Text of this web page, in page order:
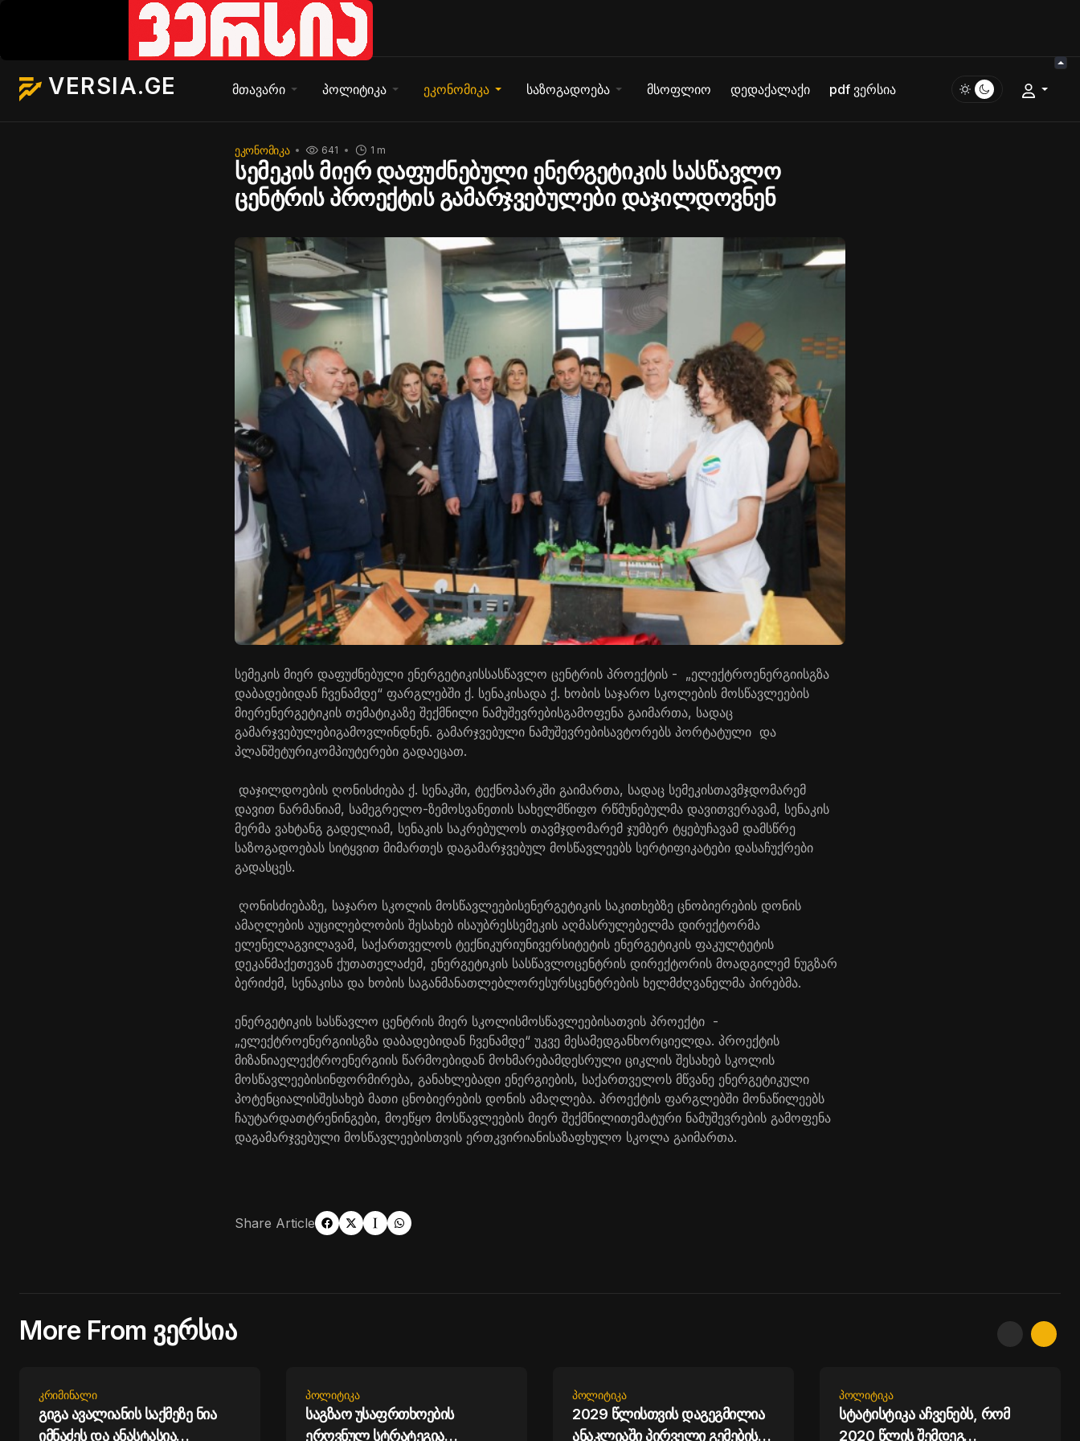
VERSIA.GE მთავარი პოლიტიკა ეკონომიკა საზოგადოება მსოფლიო დედაქალაქი pdf ვერსია
ᲔᲙᲝᲜᲝᲛᲘᲙᲐ 1 m
641
სემეკის მიერ დაფუძნებული ენერგეტიკის სასწავლო
ცენტრის პროექტის გამარჯვებულები დაჯილდოვნენ
სემეკის მიერ დაფუძნებული ენერგეტიკისსასწავლო ცენტრის პროექტის - „ელექტროენერგიისგზა
დაბადებიდან ჩვენამდე“ ფარგლებში ქ. სენაკისადა ქ. ხობის საჯარო სკოლების მოსწავლეების
მიერენერგეტიკის თემატიკაზე შექმნილი ნამუშევრებისგამოფენა გაიმართა, სადაც
გამარჯვებულებიგამოვლინდნენ. გამარჯვებული ნამუშევრებისავტორებს პორტატული და
პლანშეტურიკომპიუტერები გადაეცათ.
დაჯილდოების ღონისძიება ქ. სენაკში, ტექნოპარკში გაიმართა, სადაც სემეკისთავმჯდომარემ
დავით ნარმანიამ, სამეგრელო-ზემოსვანეთის სახელმწიფო რწმუნებულმა დავითვერავამ, სენაკის
მერმა ვახტანგ გადელიამ, სენაკის საკრებულოს თავმჯდომარემ ჯუმბერ ტყებუჩავამ დამსწრე
საზოგადოებას სიტყვით მიმართეს დაგამარჯვებულ მოსწავლეებს სერტიფიკატები დასაჩუქრები
გადასცეს.
ღონისძიებაზე, საჯარო სკოლის მოსწავლეებისენერგეტიკის საკითხებზე ცნობიერების დონის
ამაღლების აუცილებლობის შესახებ ისაუბრესსემეკის აღმასრულებელმა დირექტორმა
ელენელაგვილავამ, საქართველოს ტექნიკურიუნივერსიტეტის ენერგეტიკის ფაკულტეტის
დეკანმაქეთევან ქუთათელაძემ, ენერგეტიკის სასწავლოცენტრის დირექტორის მოადგილემ ნუგზარ
ბერიძემ, სენაკისა და ხობის საგანმანათლებლორესურსცენტრების ხელმძღვანელმა პირებმა.
ენერგეტიკის სასწავლო ცენტრის მიერ სკოლისმოსწავლეებისათვის პროექტი -
„ელექტროენერგიისგზა დაბადებიდან ჩვენამდე“ უკვე მესამედგანხორციელდა. პროექტის
მიზანიაელექტროენერგიის წარმოებიდან მოხმარებამდესრული ციკლის შესახებ სკოლის
მოსწავლეებისინფორმირება, განახლებადი ენერგიების, საქართველოს მწვანე ენერგეტიკული
პოტენციალისშესახებ მათი ცნობიერების დონის ამაღლება. პროექტის ფარგლებში მონაწილეებს
ჩაუტარდათტრენინგები, მოეწყო მოსწავლეების მიერ შექმნილითემატური ნამუშევრების გამოფენა
დაგამარჯვებული მოსწავლეებისთვის ერთკვირიანისაზაფხულო სკოლა გაიმართა.
Share Article
More From ვერსია
ᲙᲠᲘᲛᲘᲜᲐᲚᲘ
გიგა ავალიანის საქმეზე ნია
იმნაძეს და ანასტასია
ᲞᲝᲚᲘᲢᲘᲙᲐ
საგზაო უსაფრთხოების
ეროვნულ სტრატეგია
ᲞᲝᲚᲘᲢᲘᲙᲐ
2029 წლისთვის დაგეგმილია
ანაკლიაში პირველი გემების
ᲞᲝᲚᲘᲢᲘᲙᲐ
სტატისტიკა აჩვენებს, რომ
2020 წლის შემდეგ